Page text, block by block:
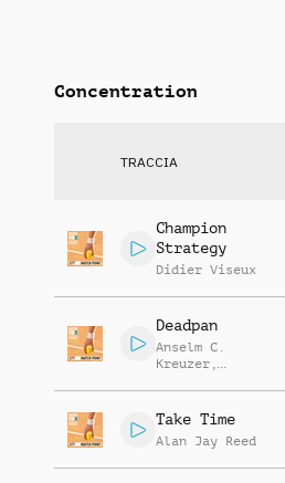
Concentration
TRACCIA
Champion
Strategy
Didier Viseux
Deadpan
Anselm C.
Kreuzer ,
Take Time
Alan Jay Reed